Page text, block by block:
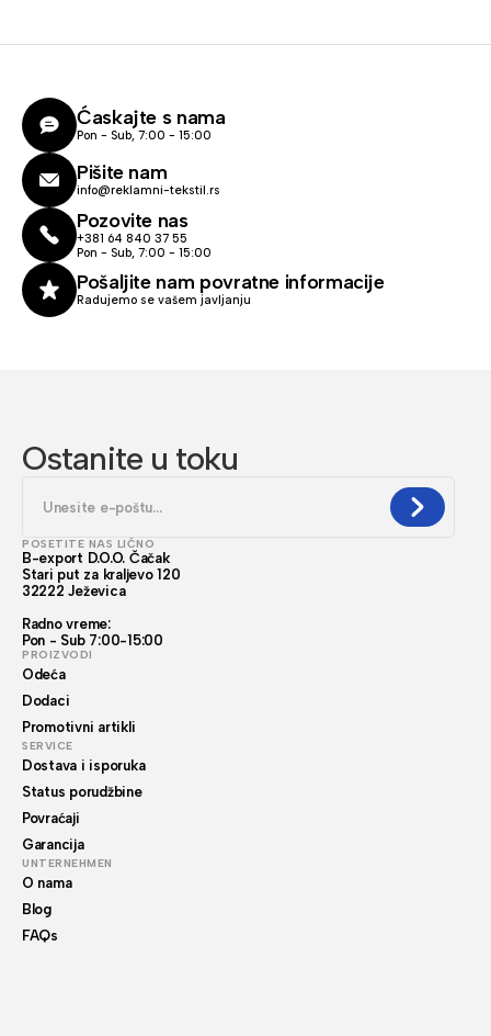
Ćaskajte s nama
Pon - Sub, 7:00 - 15:00
Pišite nam
info@reklamni-tekstil.rs
Pozovite nas
+381 64 840 37 55
Pon - Sub, 7:00 - 15:00
Pošaljite nam povratne informacije
Radujemo se vašem javljanju
Ostanite u toku
POSETITE NAS LIČNO
B-export D.O.O. Čačak
Stari put za kraljevo 120
32222 Ježevica
Radno vreme:
Pon - Sub 7:00-15:00
PROIZVODI
Odeća
Dodaci
Promotivni artikli
SERVICE
Dostava i isporuka
Status porudžbine
Povraćaji
Garancija
UNTERNEHMEN
O nama
Blog
FAQs